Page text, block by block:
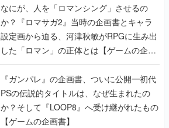
した「ロマン」の正体とは【ゲームの企画
書】
『ガンパレ』の企画書、ついに公開━初代
PSの伝説的タイトルは、なぜ生まれたの
か？そして『LOOP8』へ受け継がれたもの
【ゲームの企画書】
世界が認めるゲームデザイナー・上田文人
とはいったい何が凄いのか？ ヨコオタロ